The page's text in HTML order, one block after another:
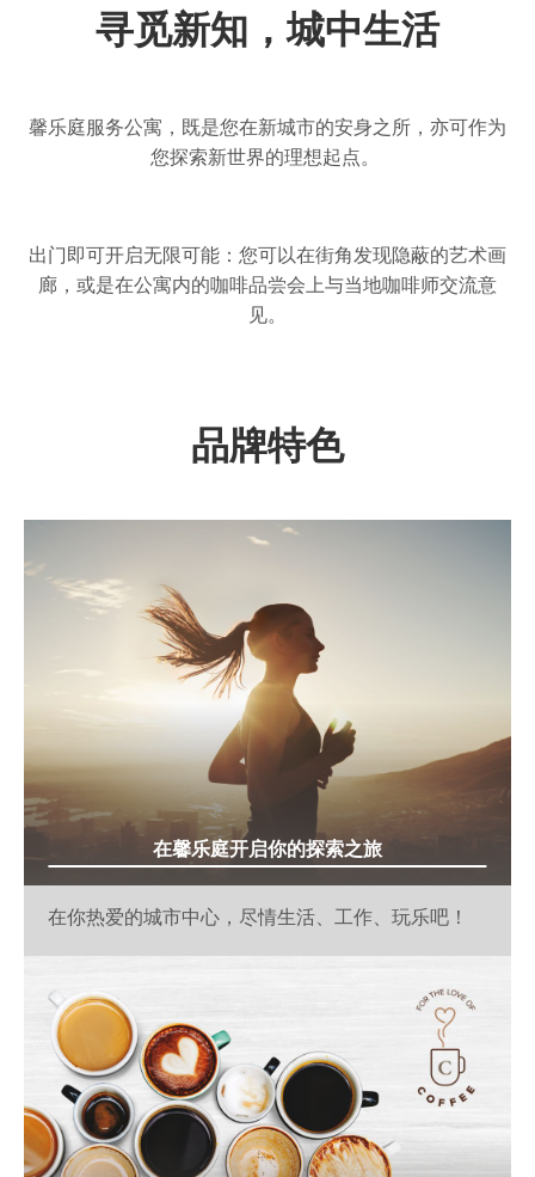
寻觅新知，城中生活
馨乐庭服务公寓，既是您在新城市的安身之所，亦可作为
您探索新世界的理想起点。
出门即可开启无限可能：您可以在街角发现隐蔽的艺术画
廊，或是在公寓内的咖啡品尝会上与当地咖啡师交流意
见。
品牌特色
在馨乐庭开启你的探索之旅
在你热爱的城市中心，尽情生活、工作、玩乐吧！